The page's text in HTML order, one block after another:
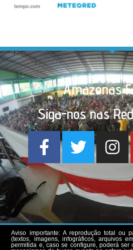
Amazonas
Siga-nos nas
Aviso importante: A reprodução total ou
(textos, imagens, infográficos, arquivos
permitida e, caso se configure, poderá